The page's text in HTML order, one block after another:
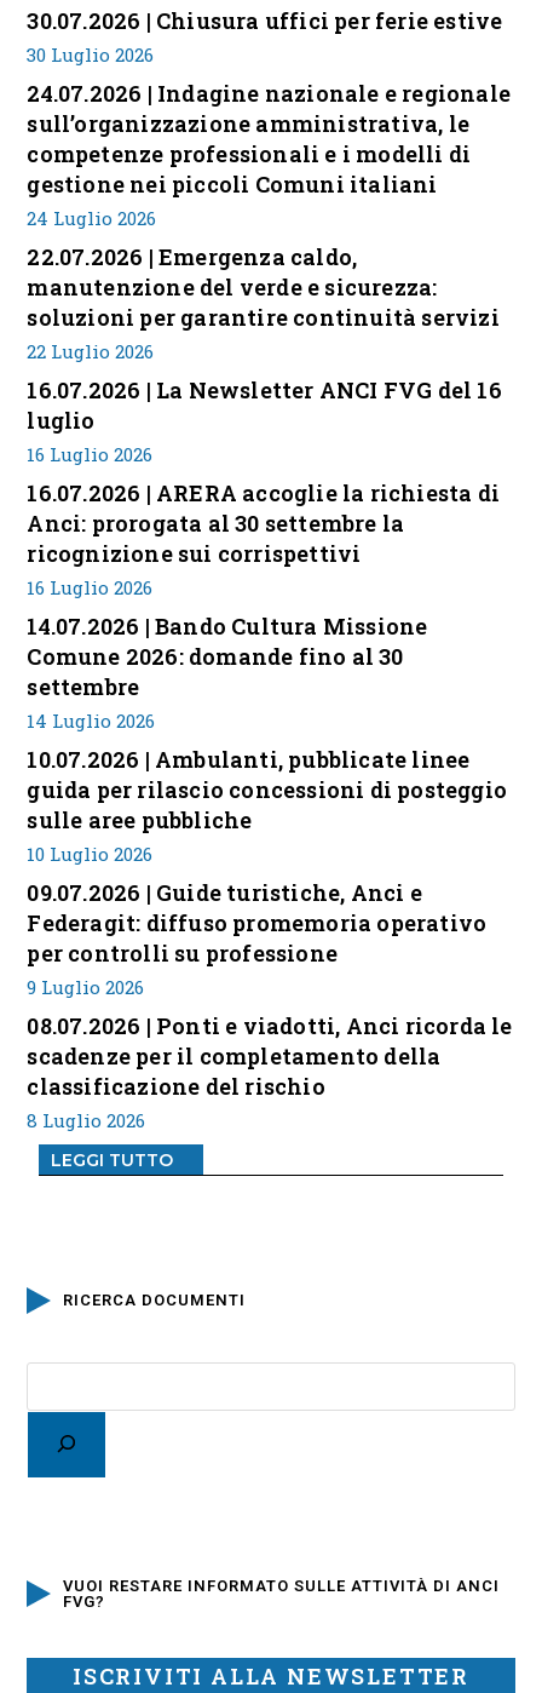
30.07.2026 | Chiusura uffici per ferie estive
30 Luglio 2026
24.07.2026 | Indagine nazionale e regionale
sull’organizzazione amministrativa, le
competenze professionali e i modelli di
gestione nei piccoli Comuni italiani
24 Luglio 2026
22.07.2026 | Emergenza caldo,
manutenzione del verde e sicurezza:
soluzioni per garantire continuità servizi
22 Luglio 2026
16.07.2026 | La Newsletter ANCI FVG del 16
luglio
16 Luglio 2026
16.07.2026 | ARERA accoglie la richiesta di
Anci: prorogata al 30 settembre la
ricognizione sui corrispettivi
16 Luglio 2026
14.07.2026 | Bando Cultura Missione
Comune 2026: domande fino al 30
settembre
14 Luglio 2026
10.07.2026 | Ambulanti, pubblicate linee
guida per rilascio concessioni di posteggio
sulle aree pubbliche
10 Luglio 2026
09.07.2026 | Guide turistiche, Anci e
Federagit: diffuso promemoria operativo
per controlli su professione
9 Luglio 2026
08.07.2026 | Ponti e viadotti, Anci ricorda le
scadenze per il completamento della
classificazione del rischio
8 Luglio 2026
LEGGI TUTTO
RICERCA DOCUMENTI
VUOI RESTARE INFORMATO SULLE ATTIVITÀ DI ANCI
FVG?
ISCRIVITI ALLA NEWSLETTER